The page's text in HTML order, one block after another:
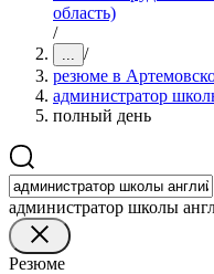
область)
/
... /
резюме в
администратор
полный день
администратор школы
Резюме